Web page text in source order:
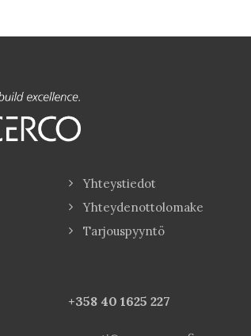
Yhteystiedot
Yhteydenottolomake
Tarjouspyyntö
+358 40 1625 227